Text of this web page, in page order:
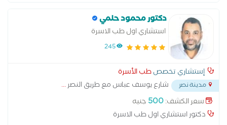
دكتور محمود حلمي
استشاري اول طب الاسرة
245
إستشاري تخصصطب الأسرة
مدينة نصر شارع يوسف عباس مع طريق النصر...
سعر الكشف:500 جنيه
دكتور استشاري اول طب الاسرة